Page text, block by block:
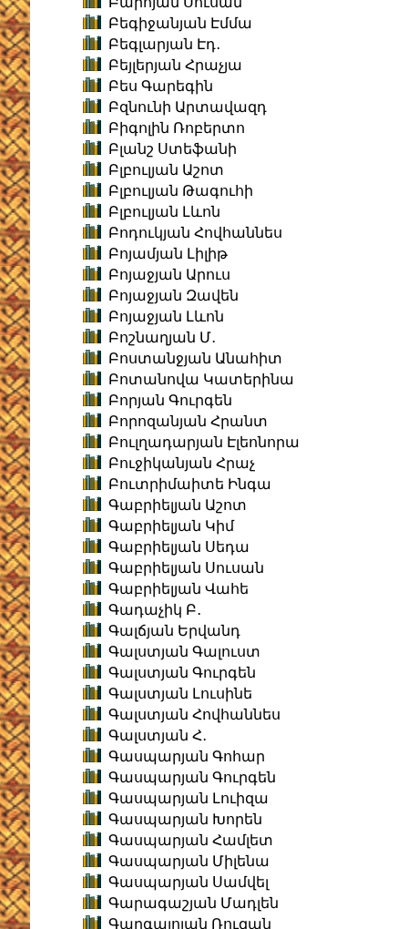
Բեգիջանյան Էմմա
Բեգլարյան Էդ․
Բեյլերյան Հրաչյա
Բես Գարեգին
Բզնունի Արտավազդ
Բիգոլին Ռոբերտո
Բլանշ Ստեֆանի
Բլբուլյան Աշոտ
Բլբուլյան Թագուհի
Բլբուլյան Լևոն
Բոդուկյան Հովհաննես
Բոյամյան Լիլիթ
Բոյաջյան Արուս
Բոյաջյան Զավեն
Բոյաջյան Լևոն
Բոշնաղյան Մ․
Բոստանջյան Անահիտ
Բոտանովա Կատերինա
Բորյան Գուրգեն
Բորոզանյան Հրանտ
Բուլղադարյան Էլեոնորա
Բուջիկանյան Հրաչ
Բուտրիմաիտե Ինգա
Գաբրիելյան Աշոտ
Գաբրիելյան Կիմ
Գաբրիելյան Սեդա
Գաբրիելյան Սուսան
Գաբրիելյան Վահե
Գադաչիկ Բ․
Գալճյան Երվանդ
Գալստյան Գալուստ
Գալստյան Գուրգեն
Գալստյան Լուսինե
Գալստյան Հովհաննես
Գալստյան Հ․
Գասպարյան Գոհար
Գասպարյան Գուրգեն
Գասպարյան Լուիզա
Գասպարյան Խորեն
Գասպարյան Համլետ
Գասպարյան Միլենա
Գասպարյան Սամվել
Գարագաշյան Մադլեն
Գարգալոյան Ռուզան